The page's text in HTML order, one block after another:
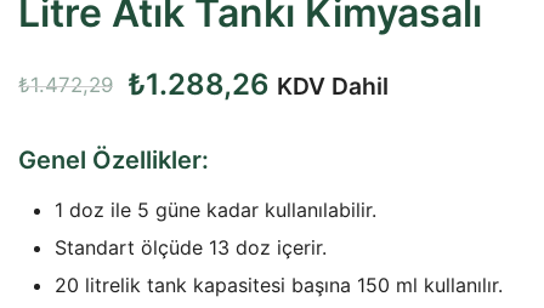
Litre Atık Tankı Kimyasalı
₺1.472,29
Orijinal
₺1.472,29.
₺1.288,26 Şu
₺1.288,26.
KDV Dahil
Genel Özellikler:
1 doz ile 5 güne kadar kullanılabilir.
Standart ölçüde 13 doz içerir.
20 litrelik tank kapasitesi başına 150 ml kullanılır.